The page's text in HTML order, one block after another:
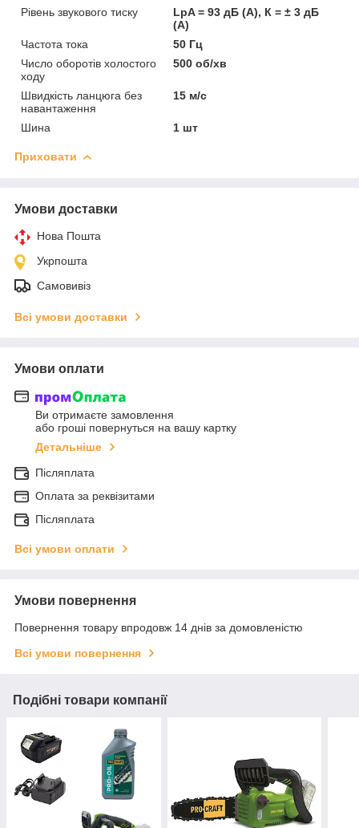
Рівень звукового тиску
LpA = 93 дБ (А), К = ± 3 дБ
(А)
Частота тока
50 Гц
Число оборотів холостого
ходу
500 об/хв
Швидкість ланцюга без
навантаження
15 м/с
Шина 1 шт
Приховати
Умови доставки
Нова Пошта
Укрпошта
Самовивіз
Всі умови доставки
Умови оплати
Ви отримаєте замовлення
або гроші повернуться на вашу картку
Детальніше
Післяплата
Оплата за реквізитами
Післяплата
Всі умови оплати
Умови повернення
Повернення товару впродовж 14 днів за домовленістю
Всі умови повернення
Подібні товари компанії